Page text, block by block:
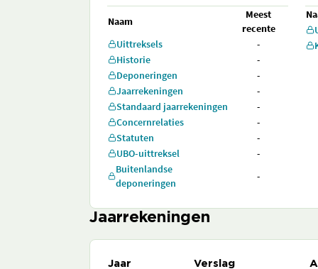
Naam
Meest
recente
Uittreksels
-
Historie
-
Deponeringen
-
Jaarrekeningen
-
Standaard jaarrekeningen
-
Concernrelaties
-
Statuten
-
UBO-uittreksel
-
Buitenlandse
deponeringen
-
Jaarrekeningen
Jaar Verslag